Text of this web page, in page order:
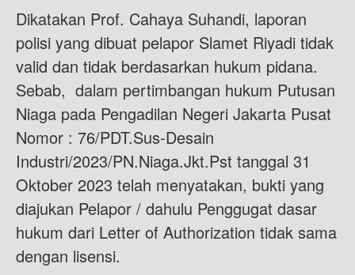
Dikatakan Prof. Cahaya Suhandi, laporan
polisi yang dibuat pelapor Slamet Riyadi tidak
valid dan tidak berdasarkan hukum pidana.
Sebab, dalam pertimbangan hukum Putusan
Niaga pada Pengadilan Negeri Jakarta Pusat
Nomor : 76/PDT.Sus-Desain
Industri/2023/PN.Niaga.Jkt.Pst tanggal 31
Oktober 2023 telah menyatakan, bukti yang
diajukan Pelapor / dahulu Penggugat dasar
hukum dari Letter of Authorization tidak sama
dengan lisensi.